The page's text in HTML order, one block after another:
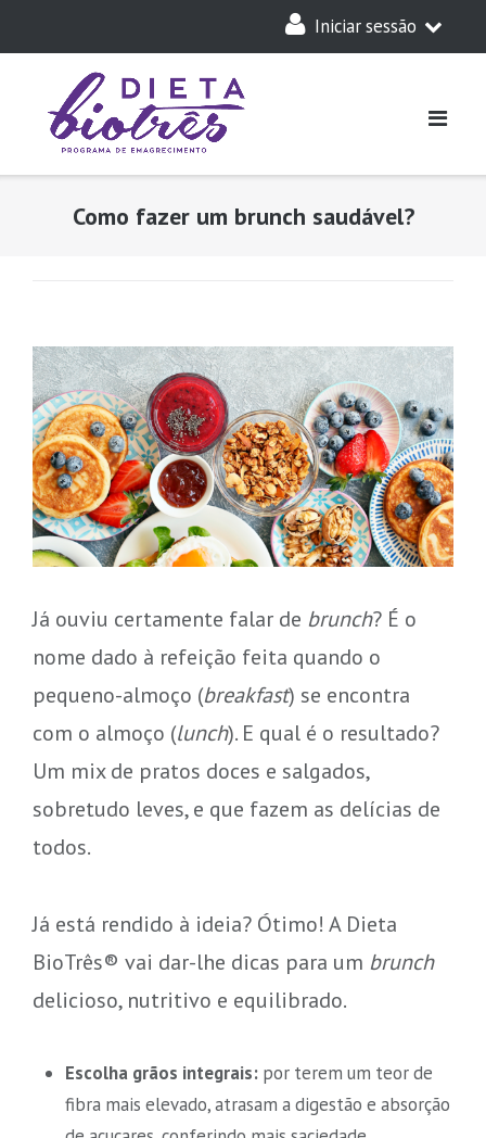
Iniciar sessão
Como fazer um brunch saudável?
Já ouviu certamente falar de brunch? É o
nome dado à refeição feita quando o
pequeno-almoço (breakfast) se encontra
com o almoço (lunch). E qual é o resultado?
Um mix de pratos doces e salgados,
sobretudo leves, e que fazem as delícias de
todos.
Já está rendido à ideia? Ótimo! A Dieta
BioTrês® vai dar-lhe dicas para um brunch
delicioso, nutritivo e equilibrado.
Escolha grãos integrais:por terem um teor de
fibra mais elevado, atrasam a digestão e absorção